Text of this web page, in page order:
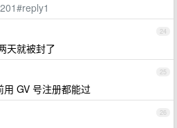
24
天就被封了
25
GV 号注册都能过
26